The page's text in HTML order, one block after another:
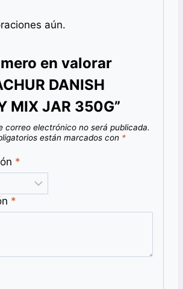
aún.
en valorar
DANISH
MIX JAR 350G”
correo electrónico no será publicada.
están marcados con *
*
*